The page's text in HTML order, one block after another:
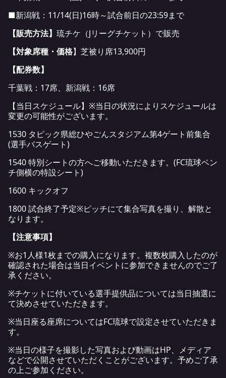
■新潟戦：11/14(日)16時～試合前日の23:59まで
【販売方法】 琉チケ（Jリーグチケット）で販売
【対象席種・価格】芝被り席13,900円
【配券数】
千葉戦：17席、新潟戦：16席
【当日スケジュール】※当日の状況によりスケジュールは
変更の可能性がございます。
1530 タピック県総ひやごんスタジアム第4ゲート前集合
(選手バスゲート)
1540 特別シートの方へご移動いただきます。(FC琉球ベン
チ側横の特設シート)
1600 キックオフ
1800 試合終了予定※ピッチにて集合写真を撮り、解散と
なります。
【注意事項】
※お1人様1枚までの購入になります。複数枚購入したのが
確認された場合は当日イベントに参加できませんのでご了
承ください。
※チケットに付いている選手提供品については当日抽選に
て決めさせていただきます。
※当日座る座席についてはFC琉球で設定させていただきま
す。
※当日の様子を撮影した写真および動画はHP、メディア
などで公開させていただくことがございます。予めご了承
の上ご参加ください。